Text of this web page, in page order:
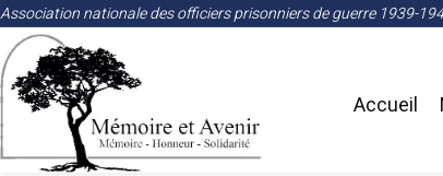
Association nationale des officiers prisonniers de guerre 1939-
Accueil